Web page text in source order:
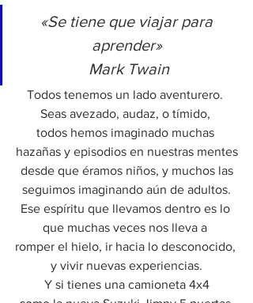
«Se tiene que viajar para
aprender»
Mark Twain
Todos tenemos un lado aventurero.
Seas avezado, audaz, o tímido,
todos hemos imaginado muchas
hazañas y episodios en nuestras mentes
seguimos imaginando aún de adultos.
Ese espíritu que llevamos dentro es lo
que muchas veces nos lleva a
romper el hielo, ir hacia lo desconocido,
y vivir nuevas experiencias.
Y si tienes una camioneta 4x4